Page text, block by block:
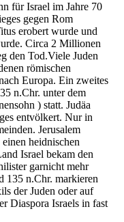
für Israel im Jahre 70
gegen Rom
erobert wurde und
Circa 2 Millionen
den Tod.Viele Juden
römischen
Europa. Ein zweites
n.Chr. unter dem
) statt. Judäa
entvölkert. Nur in
Jerusalem
heidnischen
Israel bekam den
garnicht mehr
135 n.Chr. markieren
der Juden oder auf
Diaspora Israels in fast